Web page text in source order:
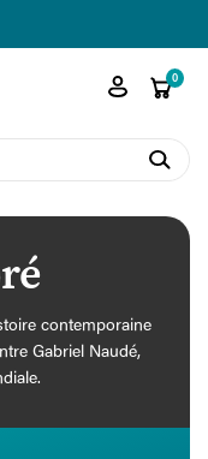
shopping_cart0

search
contemporaine
Gabriel Naudé,